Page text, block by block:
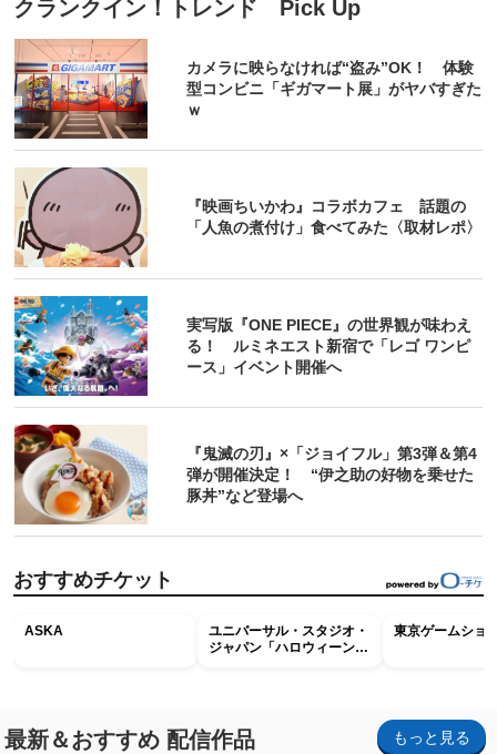
クランクイン！トレンド Pick Up
カメラに映らなければ“盗み”OK！ 体験
型コンビニ「ギガマート展」がヤバすぎた
ｗ
『映画ちいかわ』コラボカフェ 話題の
「人魚の煮付け」食べてみた〈取材レポ〉
実写版『ONE PIECE』の世界観が味わえ
る！ ルミネエスト新宿で「レゴ ワンピ
ース」イベント開催へ
『鬼滅の刃』×「ジョイフル」第3弾＆第4
弾が開催決定！ “伊之助の好物を乗せた
豚丼”など登場へ
おすすめチケット
ASKA
ユニバーサル・スタジオ・
ジャパン「ハロウィーン・
東京ゲームショ
最新＆おすすめ 配信作品 もっと見る